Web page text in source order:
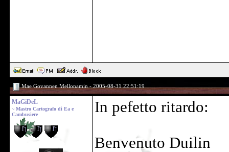
Mae Govannen Mellonamin - 2005-08-31 22:51:19
MaGiDeL
~ Mastro Cartografo di Ea e
Cambusiere
In pefetto ritardo:
Benvenuto Duilin